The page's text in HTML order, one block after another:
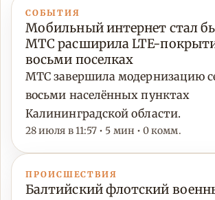
СОБЫТИЯ
Мобильный интернет стал
МТС расширила LTE-
восьми поселках
МТС завершила модернизацию
восьми населённых пунктах
Калининградской области.
28 июля в 11:57 • 5 мин • 0 комм.
ПРОИСШЕСТВИЯ
Балтийский флотский